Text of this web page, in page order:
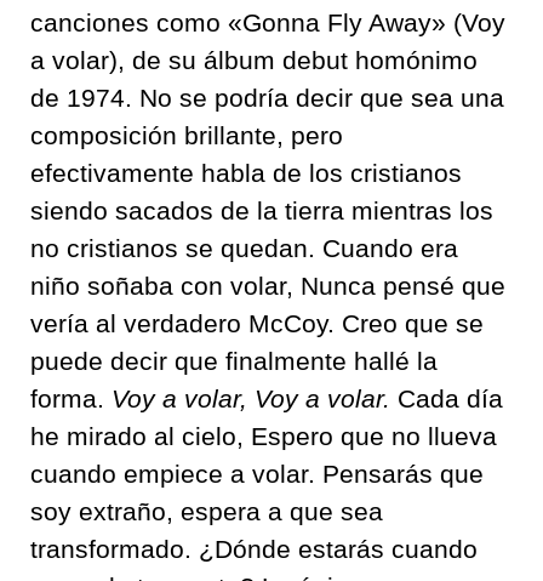
canciones como «Gonna Fly Away» (Voy
a volar), de su álbum debut homónimo
de 1974. No se podría decir que sea una
composición brillante, pero
efectivamente habla de los cristianos
siendo sacados de la tierra mientras los
no cristianos se quedan. Cuando era
niño soñaba con volar, Nunca pensé que
vería al verdadero McCoy. Creo que se
puede decir que finalmente hallé la
forma. Voy a volar, Voy a volar. Cada día
he mirado al cielo, Espero que no llueva
cuando empiece a volar. Pensarás que
soy extraño, espera a que sea
transformado. ¿Dónde estarás cuando